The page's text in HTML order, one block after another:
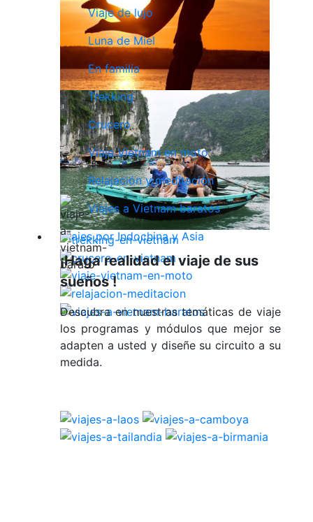
Viaje de lujo
Luna de Miel
En familia
Trekking
Crucero
Viaje Vietnam en moto
Relajación y meditación
Viajes a Vietnam baratos
Viajes por Indochina y Asia
¡Haga realidad el viaje de sus
sueños !
Descubra en nuestras temáticas de viaje
los programas y módulos que mejor se
adapten a usted y diseñe su circuito a su
medida.